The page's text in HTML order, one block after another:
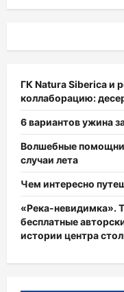
ГК Natura Siberica и
коллаборацию:
6 вариантов ужина
Волшебные
случаи лета
Чем интересно
«Река-невидимка».
бесплатные
истории центра